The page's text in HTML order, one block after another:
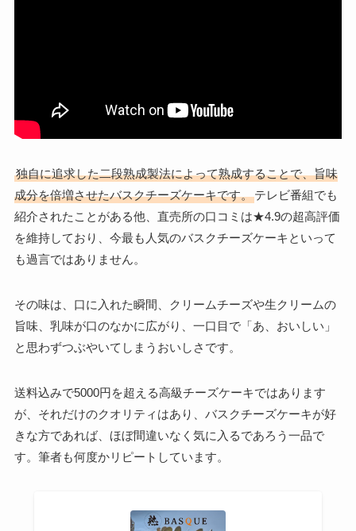
独自に追求した二段熟成製法によって熟成することで、旨味
成分を倍増させたバスクチーズケーキです。テレビ番組でも
紹介されたことがある他、直売所の口コミは★4.9の超高評価
を維持しており、今最も人気のバスクチーズケーキといって
も過言ではありません。
その味は、口に入れた瞬間、クリームチーズや生クリームの
旨味、乳味が口のなかに広がり、一口目で「あ、おいしい」
と思わずつぶやいてしまうおいしさです。
送料込みで5000円を超える高級チーズケーキではあります
が、それだけのクオリティはあり、バスクチーズケーキが好
きな方であれば、ほぼ間違いなく気に入るであろう一品で
す。筆者も何度かリピートしています。